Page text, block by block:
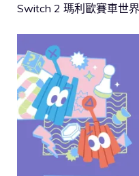
Switch 2 瑪利歐賽車世